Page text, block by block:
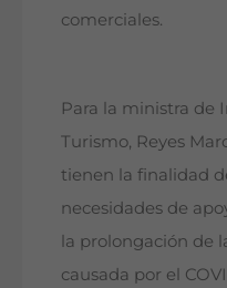
comerciales.
Para la ministra de
Turismo, Reyes
tienen la finalidad
necesidades de
la prolongación de
causada por el